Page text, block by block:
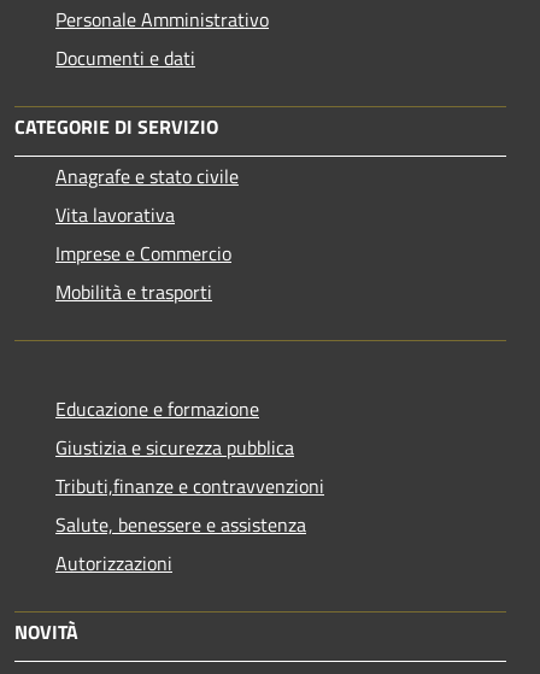
Personale Amministrativo
Documenti e dati
CATEGORIE DI SERVIZIO
Anagrafe e stato civile
Vita lavorativa
Imprese e Commercio
Mobilità e trasporti
Educazione e formazione
Giustizia e sicurezza pubblica
Tributi,finanze e contravvenzioni
Salute, benessere e assistenza
Autorizzazioni
NOVITÀ